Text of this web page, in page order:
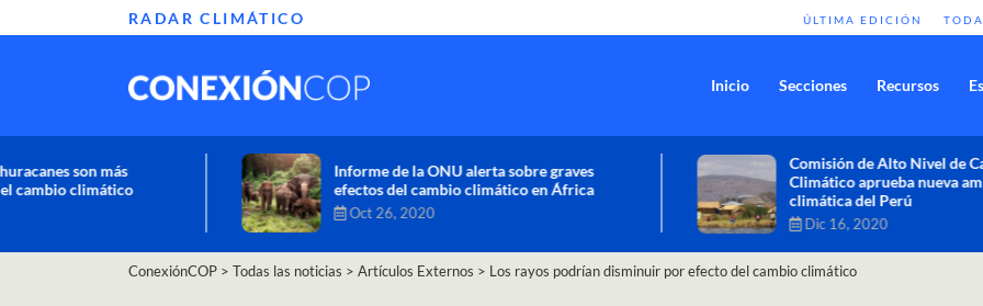
RADAR CLIMÁTICO ÚLTIMA EDICIÓN
Inicio Secciones Recursos
Informe de la ONU alerta sobre graves
efectos del cambio climático en África
Oct 26, 2020
Comisión de Alto Nivel de Cambio
Climático aprueba nueva ambición
climática del Perú
Dic 16, 2020
ConexiónCOP > Todas las noticias > Artículos Externos > Los rayos podrían disminuir por efecto del cambio climático